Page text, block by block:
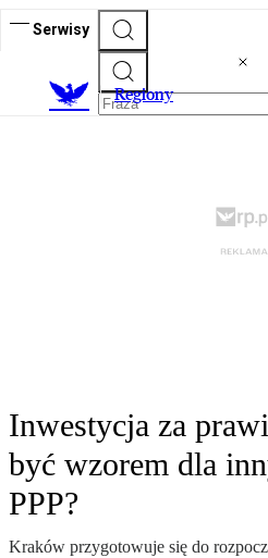
Serwisy
Regiony
Inwestycja za
być wzorem dla
PPP?
Kraków przygotowuje się do